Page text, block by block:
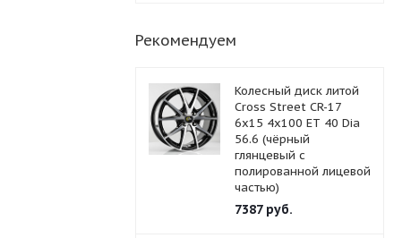
Рекомендуем
Колесный диск литой
Cross Street СR-17
6x15 4x100 ET 40 Dia
56.6 (чёрный
глянцевый с
полированной лицевой
частью)
7387руб.